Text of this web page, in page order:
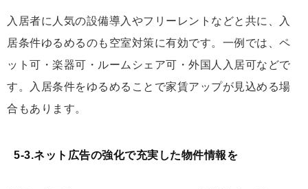
入居者に人気の設備導入やフリーレントなどと共に、入
居条件ゆるめるのも空室対策に有効です。一例では、ペ
ット可・楽器可・ルームシェア可・外国人入居可などで
す。入居条件をゆるめることで家賃アップが見込める場
合もあります。
5-3.ネット広告の強化で充実した物件情報を